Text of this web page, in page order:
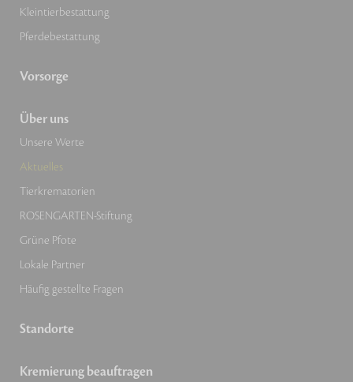
Kleintierbestattung
Pferdebestattung
Vorsorge
Über uns
Unsere Werte
Aktuelles
Tierkrematorien
ROSENGARTEN-Stiftung
Grüne Pfote
Lokale Partner
Häufig gestellte Fragen
Standorte
Kremierung beauftragen